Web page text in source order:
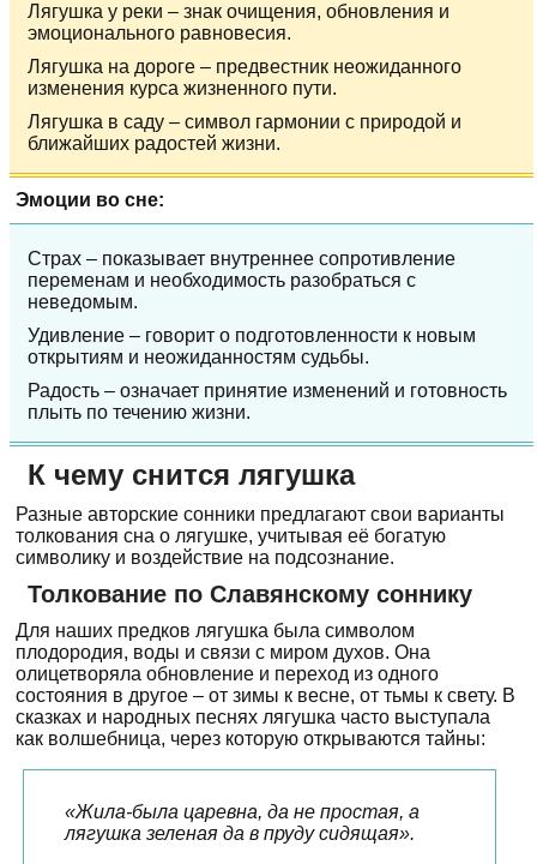
Лягушка у реки – знак очищения, обновления и
эмоционального равновесия.
Лягушка на дороге – предвестник неожиданного
изменения курса жизненного пути.
Лягушка в саду – символ гармонии с природой и
ближайших радостей жизни.
Эмоции во сне:
Страх – показывает внутреннее сопротивление
переменам и необходимость разобраться с
неведомым.
Удивление – говорит о подготовленности к новым
открытиям и неожиданностям судьбы.
Радость – означает принятие изменений и готовность
плыть по течению жизни.
К чему снится лягушка
Разные авторские сонники предлагают свои варианты
толкования сна о лягушке, учитывая её богатую
символику и воздействие на подсознание.
Толкование по Славянскому соннику
Для наших предков лягушка была символом
плодородия, воды и связи с миром духов. Она
олицетворяла обновление и переход из одного
состояния в другое – от зимы к весне, от тьмы к свету. В
сказках и народных песнях лягушка часто выступала
как волшебница, через которую открываются тайны:
«Жила-была царевна, да не простая, а
лягушка зеленая да в пруду сидящая».